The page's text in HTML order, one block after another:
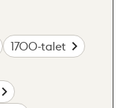
1700-talet